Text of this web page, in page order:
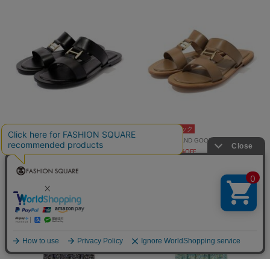
¥18,480
再入荷
5％ポイントバック
TOMORROWLAND GOODS
30%OFF